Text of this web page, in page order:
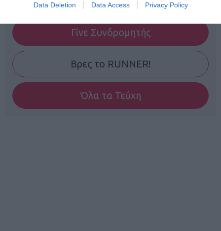
Data Deletion Data Access Privacy Policy
Γίνε Συνδρομητής
Βρες το RUNNER!
Όλα τα Τεύχη